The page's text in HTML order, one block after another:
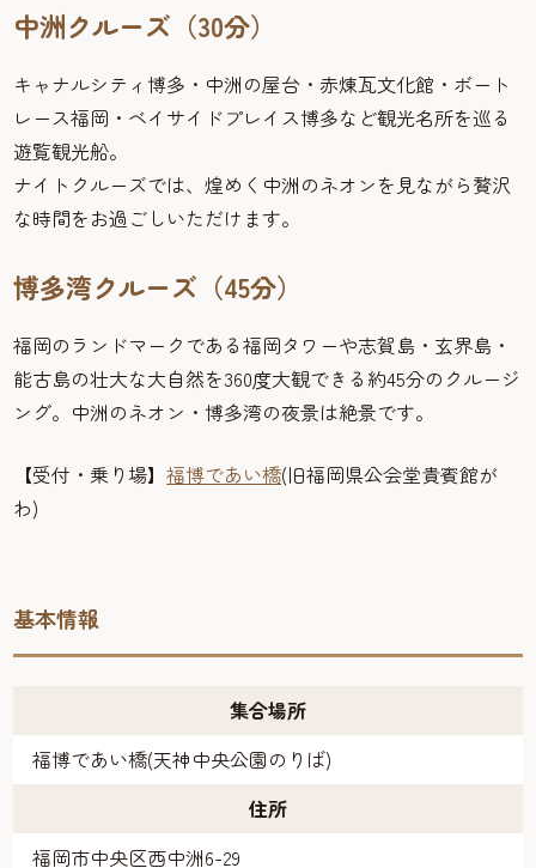
中洲クルーズ（30分）
キャナルシティ博多・中洲の屋台・赤煉瓦文化館・ボート
レース福岡・ベイサイドプレイス博多など観光名所を巡る
遊覧観光船。
ナイトクルーズでは、煌めく中洲のネオンを見ながら贅沢
な時間をお過ごしいただけます。
博多湾クルーズ（45分）
福岡のランドマークである福岡タワーや志賀島・玄界島・
能古島の壮大な大自然を360度大観できる約45分のクルージ
ング。中洲のネオン・博多湾の夜景は絶景です。
【受付・乗り場】福博であい橋(旧福岡県公会堂貴賓館が
わ)
基本情報
集合場所
福博であい橋(天神中央公園のりば)
住所
福岡市中央区西中洲6-29